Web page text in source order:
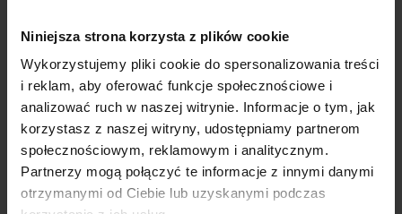
Niniejsza strona korzysta z plików cookie
Wykorzystujemy pliki cookie do spersonalizowania treści
i reklam, aby oferować funkcje społecznościowe i
analizować ruch w naszej witrynie. Informacje o tym, jak
korzystasz z naszej witryny, udostępniamy partnerom
społecznościowym, reklamowym i analitycznym.
Partnerzy mogą połączyć te informacje z innymi danymi
otrzymanymi od Ciebie lub uzyskanymi podczas
Wały strunowesą niezastąpione w przypadku gleb
piaszczystych, które mają tendencję do zbytniego
wysychania oraz w sytuacjach, kiedy trzeba poprawić
strukturę gleby przed siewem. Dzięki właściwemu
dociśnięciu gleby, wały strunowe pomagają również w
wytworzeniu odpowiedniej warstwy ochronnej, która
zapobiega erozji wierzchniej warstwy gleby.